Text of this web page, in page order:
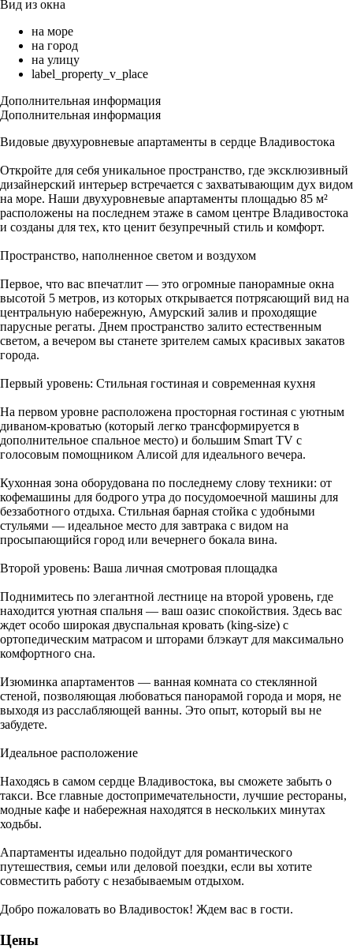
Вид из окна
на море
на город
на улицу
label_property_v_place
Дополнительная информация
Дополнительная информация
Видовые двухуровневые апартаменты в сердце Владивостока
Откройте для себя уникальное пространство, где эксклюзивный
дизайнерский интерьер встречается с захватывающим дух видом
на море. Наши двухуровневые апартаменты площадью 85 м²
расположены на последнем этаже в самом центре Владивостока
и созданы для тех, кто ценит безупречный стиль и комфорт.
Пространство, наполненное светом и воздухом
Первое, что вас впечатлит — это огромные панорамные окна
высотой 5 метров, из которых открывается потрясающий вид на
центральную набережную, Амурский залив и проходящие
парусные регаты. Днем пространство залито естественным
светом, а вечером вы станете зрителем самых красивых закатов
города.
Первый уровень: Стильная гостиная и современная кухня
На первом уровне расположена просторная гостиная с уютным
диваном-кроватью (который легко трансформируется в
дополнительное спальное место) и большим Smart TV с
голосовым помощником Алисой для идеального вечера.
Кухонная зона оборудована по последнему слову техники: от
кофемашины для бодрого утра до посудомоечной машины для
беззаботного отдыха. Стильная барная стойка с удобными
стульями — идеальное место для завтрака с видом на
просыпающийся город или вечернего бокала вина.
Второй уровень: Ваша личная смотровая площадка
Поднимитесь по элегантной лестнице на второй уровень, где
находится уютная спальня — ваш оазис спокойствия. Здесь вас
ждет особо широкая двуспальная кровать (king-size) с
ортопедическим матрасом и шторами блэкаут для максимально
комфортного сна.
Изюминка апартаментов — ванная комната со стеклянной
стеной, позволяющая любоваться панорамой города и моря, не
выходя из расслабляющей ванны. Это опыт, который вы не
забудете.
Идеальное расположение
Находясь в самом сердце Владивостока, вы сможете забыть о
такси. Все главные достопримечательности, лучшие рестораны,
модные кафе и набережная находятся в нескольких минутах
ходьбы.
Апартаменты идеально подойдут для романтического
путешествия, семьи или деловой поездки, если вы хотите
совместить работу с незабываемым отдыхом.
Добро пожаловать во Владивосток! Ждем вас в гости.
Цены